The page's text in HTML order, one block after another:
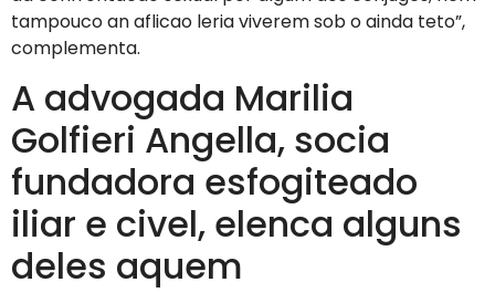
tampouco an aflicao leria viverem sob o ainda teto”,
complementa.
A advogada Marilia
Golfieri Angella, socia
fundadora esfogiteado
iliar e civel, elenca alguns
deles aquem